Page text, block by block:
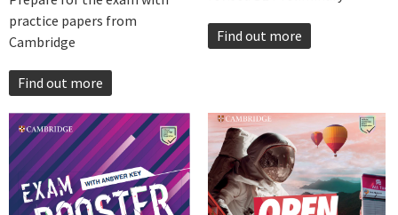
practice papers from
Cambridge
Find out more
Find out more